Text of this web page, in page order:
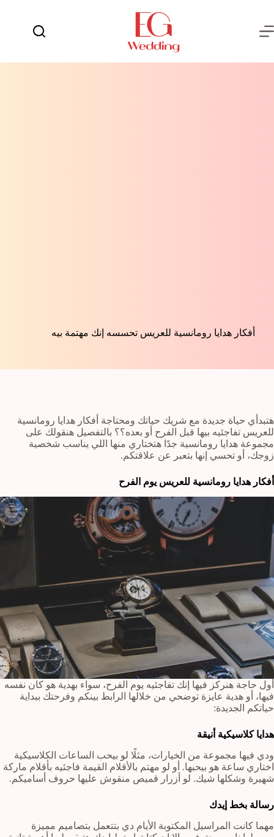
المحتوى
توجد
أفكار هدايا رومانسية للعريس تحسسه إنك مهتمة بيه
هتبدأي حياة جديدة مع شريك حياتك ومحتاجة أفكار هدايا رومانسية
للعريس تفاجئيه بيها قبل الفرح أو بعده؟؟ بالتفصيل هنقولك على
مجموعة هدايا رومانسية جدًا هتختاري منها اللي يناسب شخصية
زوجك، أو تحسي إنها بتعبر عن علاقتكم.
أفكار هدايا رومانسية للعريس يوم الفرح
أول حاجة هنركز فيها إنك تفاجئيه يوم الفرح، سواء بهدية هو كان نفسه
فيها، أو هدية عايزة توضحي من خلالها الرابط بينكم وفرحتك ببداية
حياتكم الجديدة:
هدايا كلاسيكية أنيقة
ودي فيها مجموعة من الخيارات، مثلًا لو بيحب الساعات الكلاسيكية
اختاري ساعة هو بيحبها. أو لو مهتم بالأقلام القيمة فاجئيه بأقلام ماركة
شهيرة وشكلها شيك. لو أزرار قميص منقوش عليها حروف أساميكم.
رسالة بخط إيدك
مهما كانت المراسيل المكتوبة الأيام دي بتتعمل بتصاميم مميزة